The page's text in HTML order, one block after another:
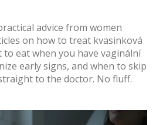
advice from women
on how to treat kvasinková
eat when you have vaginální
early signs, and when to skip
to the doctor. No fluff.